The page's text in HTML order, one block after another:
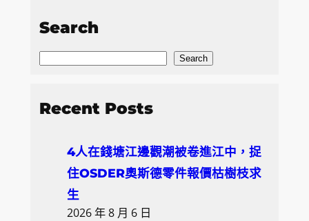
Search
S
a
Search
Recent Posts
4人在錢塘江邊觀潮被卷進江中，捉
住OSDER奧斯德零件報價枯樹枝求
生
2026 年 8 月 6 日